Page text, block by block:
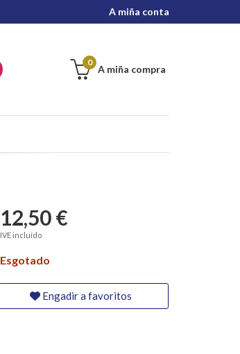
A miña conta
A miña compra
0
12,50 €
IVE incluído
Esgotado
Engadir a favoritos